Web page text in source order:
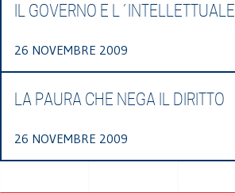
IL GOVERNO E L´INTELLETTUALE
26 NOVEMBRE 2009
LA PAURA CHE NEGA IL DIRITTO
26 NOVEMBRE 2009